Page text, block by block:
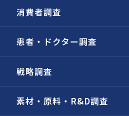
消費者調査
患者・ドクター調査
戦略調査
素材・原料・R&D調査